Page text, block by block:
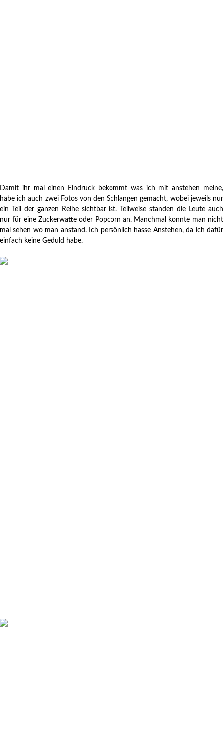
Damit ihr mal einen Eindruck bekommt was ich mit anstehen meine,
habe ich auch zwei Fotos von den Schlangen gemacht, wobei jeweils nur
ein Teil der ganzen Reihe sichtbar ist. Teilweise standen die Leute auch
nur für eine Zuckerwatte oder Popcorn an. Manchmal konnte man nicht
mal sehen wo man anstand. Ich persönlich hasse Anstehen, da ich dafür
einfach keine Geduld habe.